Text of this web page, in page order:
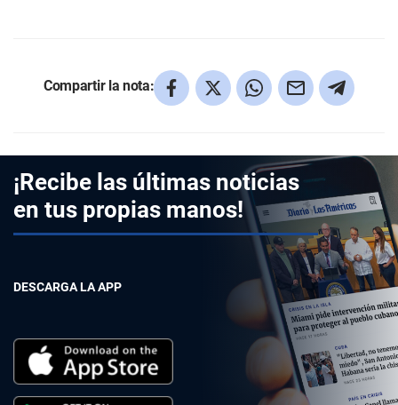
Compartir la nota:
¡Recibe las últimas noticias
en tus propias manos!
DESCARGA LA APP